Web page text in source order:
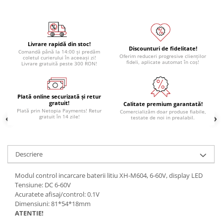
Termostate
Ecrane LCD, TFT, OLED
Motoare si variatoare
Motoare
Variatoare turatie motoare
Surse de alimentare
Alimentatoare AC-DC
Convertoare DC-DC
Panouri solare
Aparate de masura si testare
Scule manuale si electrice
Lipit si accesorii lipit
Livrare rapidă din stoc!
Comandă până la 14:00 și predăm
coletul curierului în aceeași zi!
Livrare gratuită peste 300 RON!
Discounturi de fidelitate!
Oferim reduceri progresive clienților
fideli, aplicate automat în coș!
Plată online securizată și retur
gratuit!
Plată prin Netopia Payments! Retur
gratuit în 14 zile!
Calitate premium garantată!
Comercializăm doar produse fiabile,
testate de noi in prealabil.
Descriere
Modul control incarcare baterii litiu XH-M604, 6-60V, display LED
Tensiune: DC 6-60V
Acuratete afisaj/control: 0.1V
Dimensiuni: 81*54*18mm
ATENTIE!